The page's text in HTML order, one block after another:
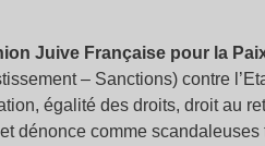
Juive Française pour la
– Sanctions) contre
égalité des droits, droit au
dénonce comme